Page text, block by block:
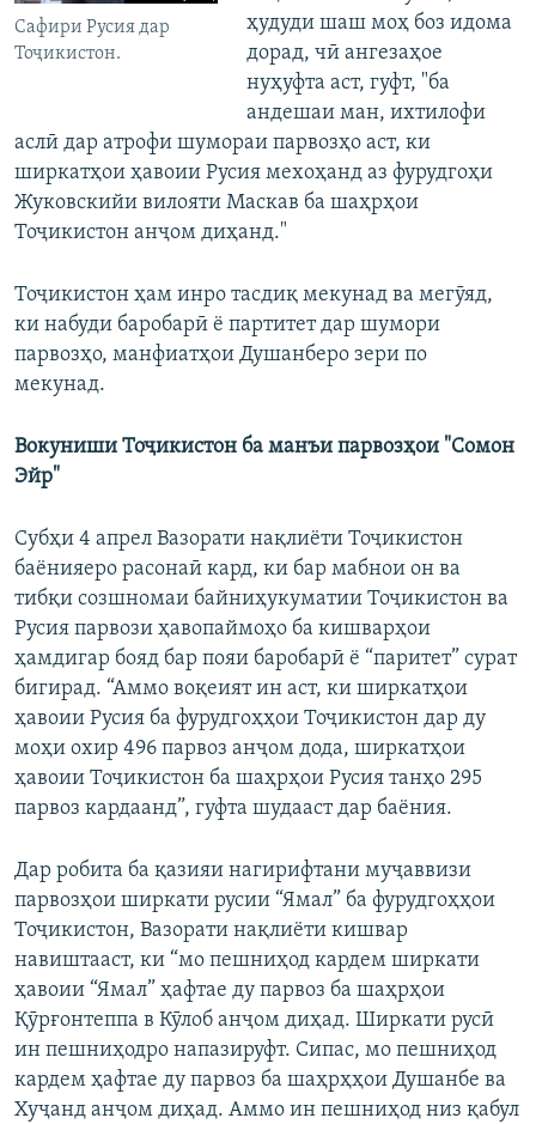
Сафири Русия дар
Тоҷикистон.
ҳудуди шаш моҳ боз идома
дорад, чӣ ангезаҳое
нуҳуфта аст, гуфт, "ба
андешаи ман, ихтилофи
аслӣ дар атрофи шумораи парвозҳо аст, ки
ширкатҳои ҳавоии Русия мехоҳанд аз фурудгоҳи
Жуковскийи вилояти Маскав ба шаҳрҳои
Тоҷикистон анҷом диҳанд."
Тоҷикистон ҳам инро тасдиқ мекунад ва мегӯяд,
ки набуди баробарӣ ё партитет дар шумори
парвозҳо, манфиатҳои Душанберо зери по
мекунад.
Вокуниши Тоҷикистон ба манъи парвозҳои "Сомон
Эйр"
Субҳи 4 апрел Вазорати нақлиёти Тоҷикистон
баёнияеро расонаӣ кард, ки бар мабнои он ва
тибқи созшномаи байниҳукуматии Тоҷикистон ва
Русия парвози ҳавопаймоҳо ба кишварҳои
ҳамдигар бояд бар пояи баробарӣ ё “паритет” сурат
бигирад. “Аммо воқеият ин аст, ки ширкатҳои
ҳавоии Русия ба фурудгоҳҳои Тоҷикистон дар ду
моҳи охир 496 парвоз анҷом дода, ширкатҳои
ҳавоии Тоҷикистон ба шаҳрҳои Русия танҳо 295
парвоз кардаанд”, гуфта шудааст дар баёния.
Дар робита ба қазияи нагирифтани муҷаввизи
парвозҳои ширкати русии “Ямал” ба фурудгоҳҳои
Тоҷикистон, Вазорати нақлиёти кишвар
навиштааст, ки “мо пешниҳод кардем ширкати
ҳавоии “Ямал” ҳафтае ду парвоз ба шаҳрҳои
Қӯрғонтеппа в Кӯлоб анҷом диҳад. Ширкати русӣ
ин пешниҳодро напазируфт. Сипас, мо пешниҳод
кардем ҳафтае ду парвоз ба шаҳрҳҳои Душанбе ва
Хуҷанд анҷом диҳад. Аммо ин пешниҳод низ қабул